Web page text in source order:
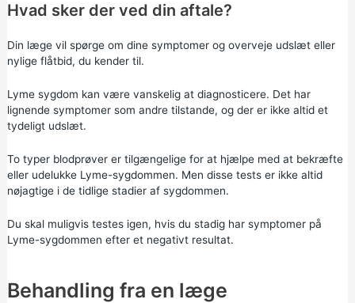
Hvad sker der ved din aftale?
Din læge vil spørge om dine symptomer og overveje udslæt eller
nylige flåtbid, du kender til.
Lyme sygdom kan være vanskelig at diagnosticere. Det har
lignende symptomer som andre tilstande, og der er ikke altid et
tydeligt udslæt.
To typer blodprøver er tilgængelige for at hjælpe med at bekræfte
eller udelukke Lyme-sygdommen. Men disse tests er ikke altid
nøjagtige i de tidlige stadier af sygdommen.
Du skal muligvis testes igen, hvis du stadig har symptomer på
Lyme-sygdommen efter et negativt resultat.
Behandling fra en læge